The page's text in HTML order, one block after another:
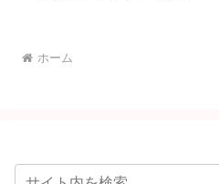
ホーム